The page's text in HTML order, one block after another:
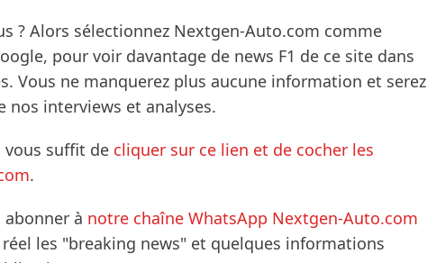
? Alors sélectionnez Nextgen-Auto.com comme
pour voir davantage de news F1 de ce site dans
Vous ne manquerez plus aucune information et serez
nos interviews et analyses.
vous suffit de cliquer sur ce lien et de cocher les
.
abonner à notre chaîne WhatsApp Nextgen-Auto.com
les "breaking news" et quelques informations